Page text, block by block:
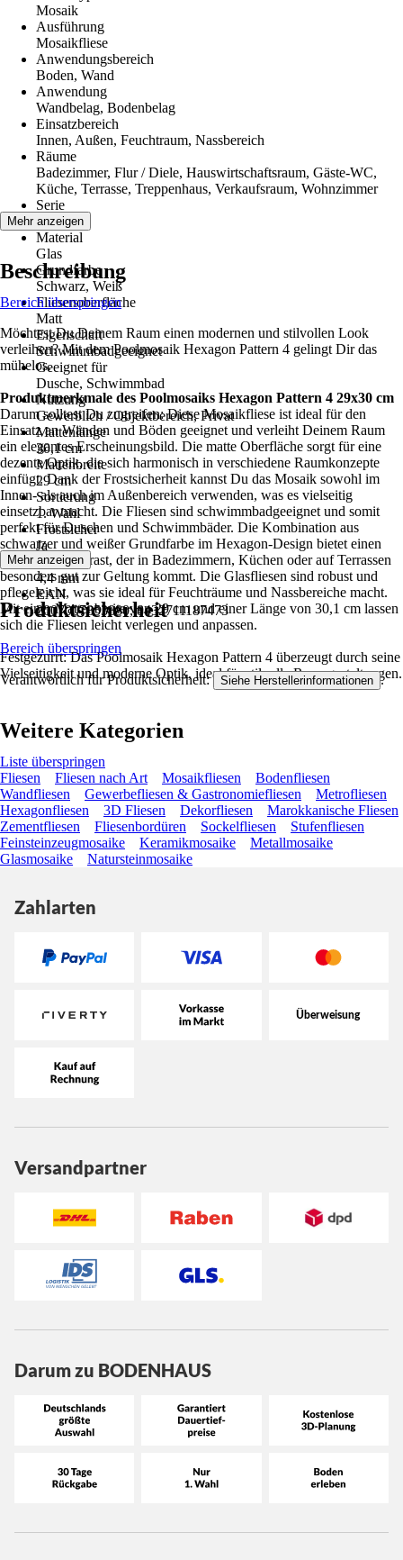
Mosaik
Ausführung
Mosaikfliese
Anwendungsbereich
Boden, Wand
Anwendung
Wandbelag, Bodenbelag
Einsatzbereich
Innen, Außen, Feuchtraum, Nassbereich
Räume
Badezimmer, Flur / Diele, Hauswirtschaftsraum, Gäste-WC,
Küche, Terrasse, Treppenhaus, Verkaufsraum, Wohnzimmer
Serie
Hexagon
Material
Glas
Grundfarbe
Schwarz, Weiß
Fliesenoberfläche
Matt
Eigenschaft
Schwimmbadgeeignet
Geeignet für
Dusche, Schwimmbad
Nutzung
Gewerblich / Objektbereich, Privat
Mattenlänge
30,1 cm
Mattenbreite
29 cm
Sortierung
1. Wahl
Frostsicher
Ja
Stärke
4,4 mm
EAN
2007007853880, 8432711187473
Mehr anzeigen
Beschreibung
Bereich überspringen
Möchtest Du Deinem Raum einen modernen und stilvollen Look
verleihen? Mit dem Poolmosaik Hexagon Pattern 4 gelingt Dir das
mühelos.
Produktmerkmale des Poolmosaiks Hexagon Pattern 4 29x30 cm
Darum solltest Du zugreifen: Diese Mosaikfliese ist ideal für den
Einsatz an Wänden und Böden geeignet und verleiht Deinem Raum
ein elegantes Erscheinungsbild. Die matte Oberfläche sorgt für eine
dezente Optik, die sich harmonisch in verschiedene Raumkonzepte
einfügt. Dank der Frostsicherheit kannst Du das Mosaik sowohl im
Innen- als auch im Außenbereich verwenden, was es vielseitig
einsetzbar macht. Die Fliesen sind schwimmbadgeeignet und somit
perfekt für Duschen und Schwimmbäder. Die Kombination aus
schwarzer und weißer Grundfarbe im Hexagon-Design bietet einen
modernen Kontrast, der in Badezimmern, Küchen oder auf Terrassen
besonders gut zur Geltung kommt. Die Glasfliesen sind robust und
pflegeleicht, was sie ideal für Feuchträume und Nassbereiche macht.
Mit einer Mattenbreite von 29 cm und einer Länge von 30,1 cm lassen
sich die Fliesen leicht verlegen und anpassen.
Festgezurrt: Das Poolmosaik Hexagon Pattern 4 überzeugt durch seine
Vielseitigkeit und moderne Optik, ideal für stilvolle Raumgestaltungen.
Mehr anzeigen
Produktsicherheit
Bereich überspringen
Verantwortlich für Produktsicherheit: Siehe Herstellerinformationen .
Weitere Kategorien
Liste überspringen
Fliesen
Fliesen nach Art Mosaikfliesen
Bodenfliesen
Wandfliesen
Gewerbefliesen & Gastronomiefliesen
Metrofliesen
Hexagonfliesen
3D Fliesen Dekorfliesen
Marokkanische Fliesen
Zementfliesen
Fliesenbordüren Sockelfliesen
Stufenfliesen
Feinsteinzeugmosaike
Keramikmosaike
Metallmosaike
Glasmosaike
Natursteinmosaike
Zahlarten
Versandpartner
Darum zu BODENHAUS